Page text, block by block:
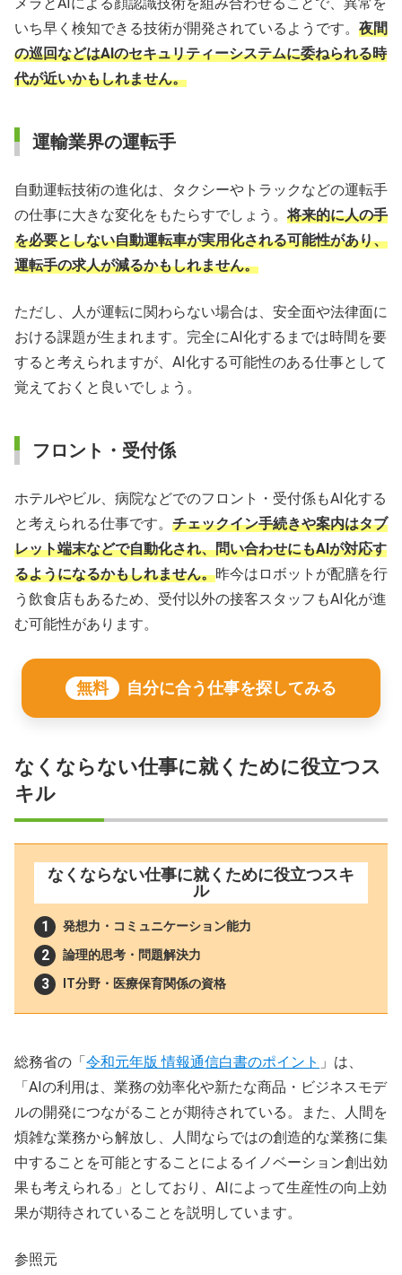
メラとAIによる顔認識技術を組み合わせることで、異常を
いち早く検知できる技術が開発されているようです。 夜間
の巡回などはAIのセキュリティーシステムに委ねられる時
代が近いかもしれません。
運輸業界の運転手
自動運転技術の進化は、タクシーやトラックなどの運転手
の仕事に大きな変化をもたらすでしょう。将来的に人の手
を必要としない自動運転車が実用化される可能性があり、
運転手の求人が減るかもしれません。
ただし、人が運転に関わらない場合は、安全面や法律面に
おける課題が生まれます。完全にAI化するまでは時間を要
すると考えられますが、AI化する可能性のある仕事として
覚えておくと良いでしょう。
フロント・受付係
ホテルやビル、病院などでのフロント・受付係もAI化する
と考えられる仕事です。 チェックイン手続きや案内はタブ
レット端末などで自動化され、問い合わせにもAIが対応す
るようになるかもしれません。昨今はロボットが配膳を行
う飲食店もあるため、受付以外の接客スタッフもAI化が進
む可能性があります。
無料 自分に合う仕事を探してみる
なくならない仕事に就くために役立つス
キル
なくならない仕事に就くために役立つスキ
ル
発想力・コミュニケーション能力
論理的思考・問題解決力
IT分野・医療保育関係の資格
総務省の「 令和元年版 情報通信白書のポイント 」は、
「AIの利用は、業務の効率化や新たな商品・ビジネスモデ
ルの開発につながることが期待されている。また、人間を
煩雑な業務から解放し、人間ならではの創造的な業務に集
中することを可能とすることによるイノベーション創出効
果も考えられる」としており、AIによって生産性の向上効
果が期待されていることを説明しています。
参照元